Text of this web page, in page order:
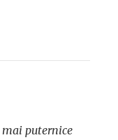
mai puternice